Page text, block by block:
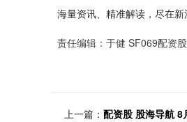
海量资讯、精准解读，尽在
责任编辑：于健 SF069配资
上一篇： 配资股 股海导航 8